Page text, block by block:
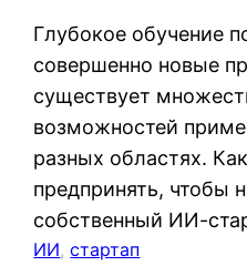
Глубокое обучение
совершенно новые
существует
возможностей
разных областях.
предпринять, чтобы
собственный ИИ-
ИИ, стартап